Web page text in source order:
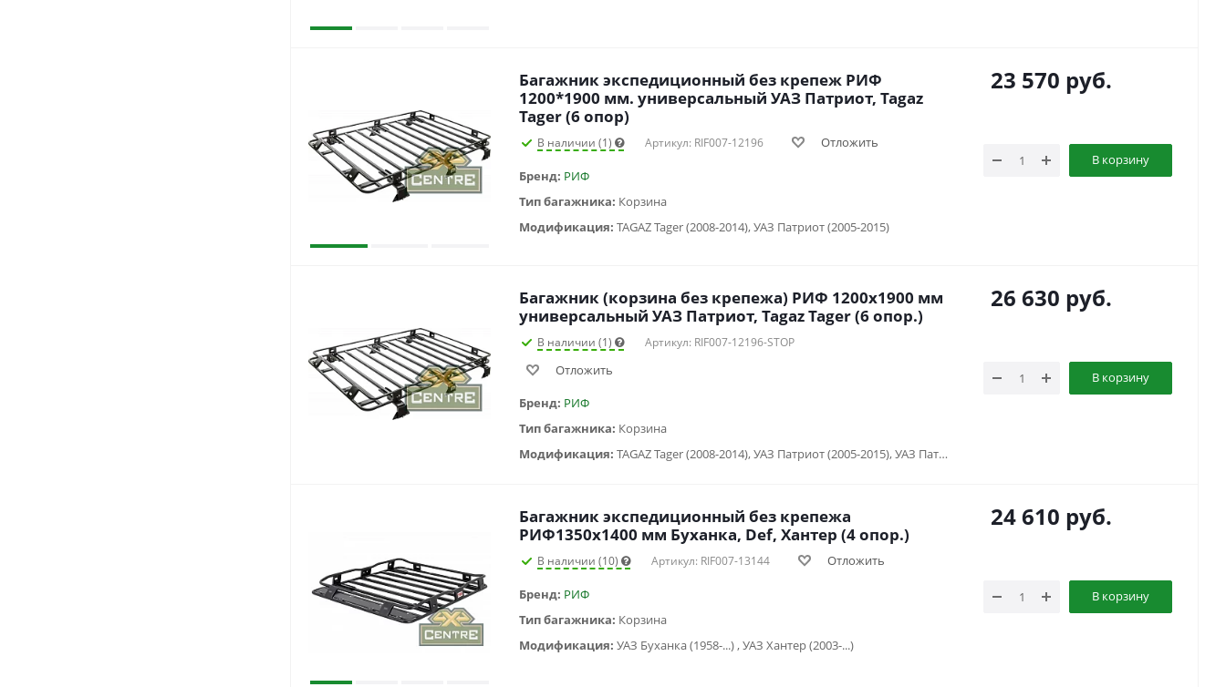
Багажник экспедиционный без крепеж РИФ
1200*1900 мм. универсальный УАЗ Патриот, Tagaz
Tager (6 опор)
В наличии (1) Артикул: RIF007-12196 Отложить
Бренд: РИФ
Тип багажника: Корзина
Модификация: TAGAZ Tager (2008-2014), УАЗ Патриот (2005-2015)
23 570 руб.
В корзину
Багажник (корзина без крепежа) РИФ 1200x1900 мм
универсальный УАЗ Патриот, Tagaz Tager (6 опор.)
В наличии (1) Артикул: RIF007-12196-STOP
Отложить
Бренд: РИФ
Тип багажника: Корзина
Модификация:
TAGAZ Tager (2008-2014), УАЗ Патриот (2005-2015), УАЗ Патриот (2015-2018), УАЗ Патриот (2019-...)
26 630 руб.
В корзину
Багажник экспедиционный без крепежа
РИФ1350х1400 мм Буханка, Def, Хантер (4 опор.)
В наличии (10) Артикул: RIF007-13144 Отложить
Бренд: РИФ
Тип багажника: Корзина
Модификация: УАЗ Буханка (1958-...) , УАЗ Хантер (2003-...)
24 610 руб.
В корзину